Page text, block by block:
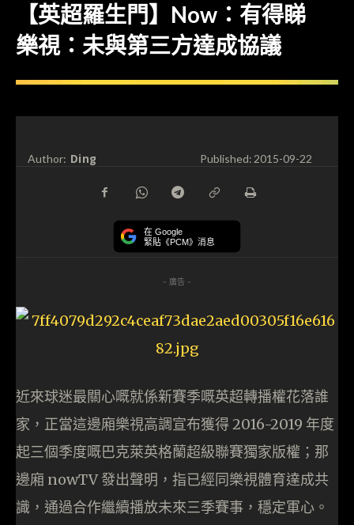
【英超羅生門】Now：有得睇
樂視：未與第三方達成協議
Author: Ding Published:2015-09-22
在 Google
緊貼《PCM》消息
- 廣告 -
近來球迷最關心嘅就係新賽季嘅英超轉播權花落誰
家，正當這邊廂樂視高調宣布獲得 2016-2019 年度
起三個季度嘅巴克萊英格蘭超級聯賽獨家版權；那
邊廂 nowTV 發出聲明，指已經同樂視體育達成共
識，通過合作繼續播放未來三季賽事，穩定軍心。